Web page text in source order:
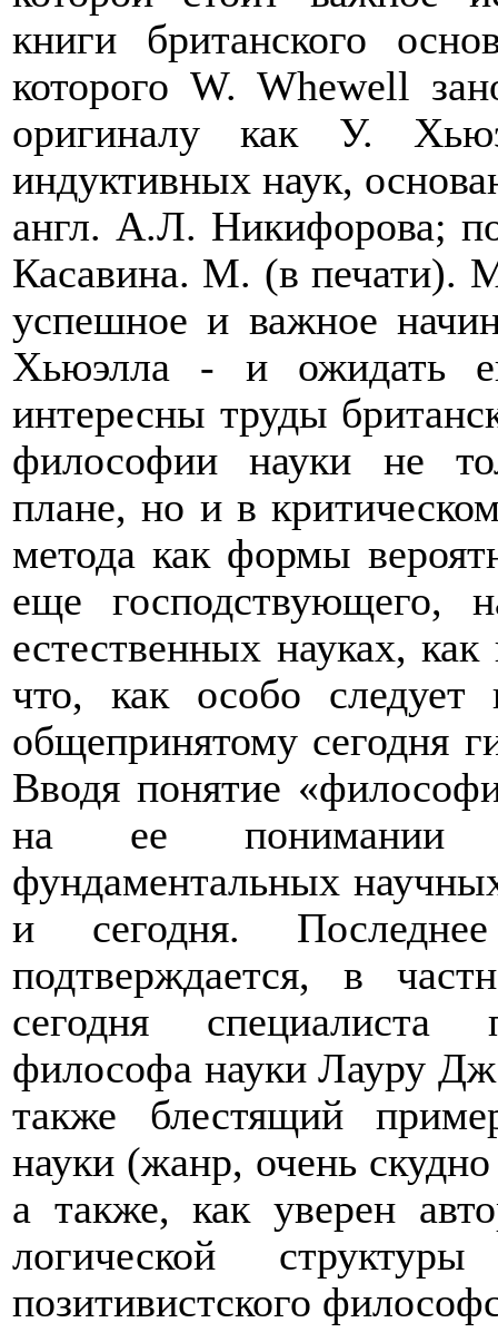
книги британского
которого W. Whewell
оригиналу как У.
индуктивных наук,
англ. А.Л. Никифорова;
Касавина. М. (в печати).
успешное и важное
Хьюэлла - и ожидать
интересны труды
философии науки не
плане, но и в
метода как формы
еще господствующего,
естественных науках,
что, как особо следует
общепринятому сегодня
Вводя понятие
на ее понимании
фундаментальных
и сегодня.
подтверждается, в
сегодня специалиста
философа науки Лауру
также блестящий
науки (жанр, очень
а также, как уверен
логической
позитивистского